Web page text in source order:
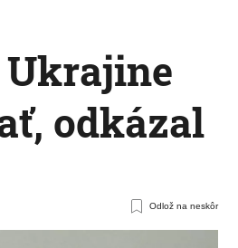
odkázal
Odlož na neskôr